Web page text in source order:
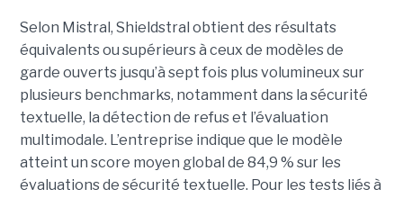
Selon Mistral, Shieldstral obtient des résultats
équivalents ou supérieurs à ceux de modèles de
garde ouverts jusqu’à sept fois plus volumineux sur
plusieurs benchmarks, notamment dans la sécurité
textuelle, la détection de refus et l’évaluation
multimodale. L’entreprise indique que le modèle
atteint un score moyen global de 84,9 % sur les
évaluations de sécurité textuelle. Pour les tests liés à